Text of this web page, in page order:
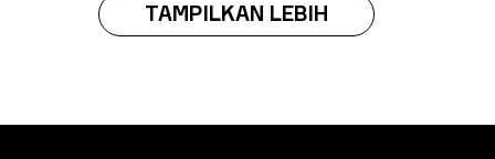
TAMPILKAN LEBIH